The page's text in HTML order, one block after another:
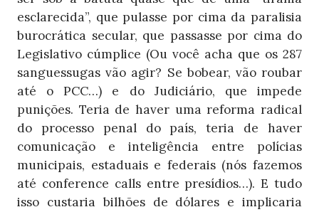
esclarecida”, que pulasse por cima da paralisia
burocrática secular, que passasse por cima do
Legislativo cúmplice (Ou você acha que os 287
sanguessugas vão agir? Se bobear, vão roubar
até o PCC…) e do Judiciário, que impede
punições. Teria de haver uma reforma radical
do processo penal do país, teria de haver
comunicação e inteligência entre polícias
municipais, estaduais e federais (nós fazemos
até conference callsentre presídios…). E tudo
isso custaria bilhões de dólares e implicaria